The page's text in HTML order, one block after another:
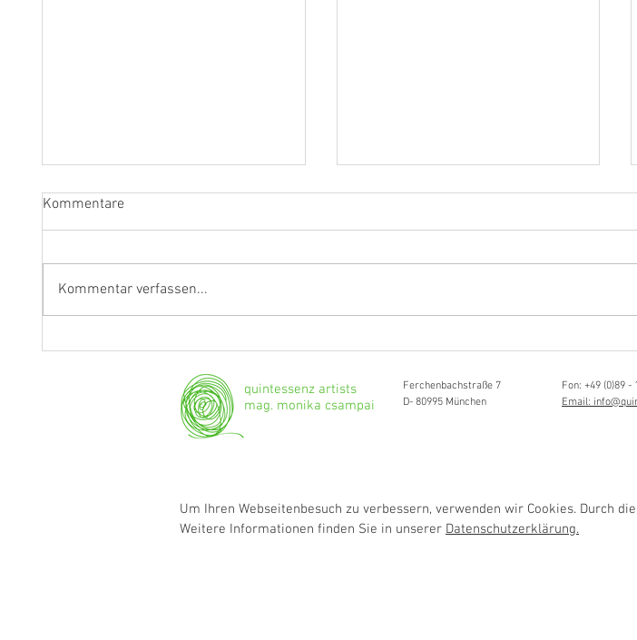
Kommentare
Kommentar verfassen...
quintessenz artists
mag. monika csampai
Ferchenbachstraße 7
D- 80995 München
Fon: +49 (0)89 -
Email:
Um Ihren Webseitenbesuch zu verbessern, verwenden wir Cookies. Durch
Weitere Informationen finden Sie in unserer Datenschutzerklärung.